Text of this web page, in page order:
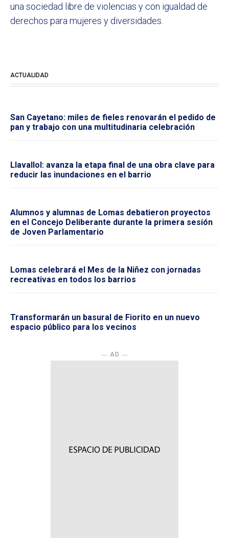
una sociedad libre de violencias y con igualdad de
derechos para mujeres y diversidades.
ACTUALIDAD
San Cayetano: miles de fieles renovarán el pedido de
pan y trabajo con una multitudinaria celebración
Llavallol: avanza la etapa final de una obra clave para
reducir las inundaciones en el barrio
Alumnos y alumnas de Lomas debatieron proyectos
en el Concejo Deliberante durante la primera sesión
de Joven Parlamentario
Lomas celebrará el Mes de la Niñez con jornadas
recreativas en todos los barrios
Transformarán un basural de Fiorito en un nuevo
espacio público para los vecinos
― AD ―